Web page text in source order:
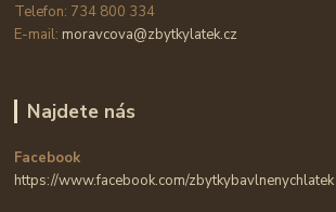
Telefon: 734 800 334
E-mail: moravcova@zbytkylatek.cz
Najdete nás
Facebook
https://www.facebook.com/zbytkybavlnenychlatek